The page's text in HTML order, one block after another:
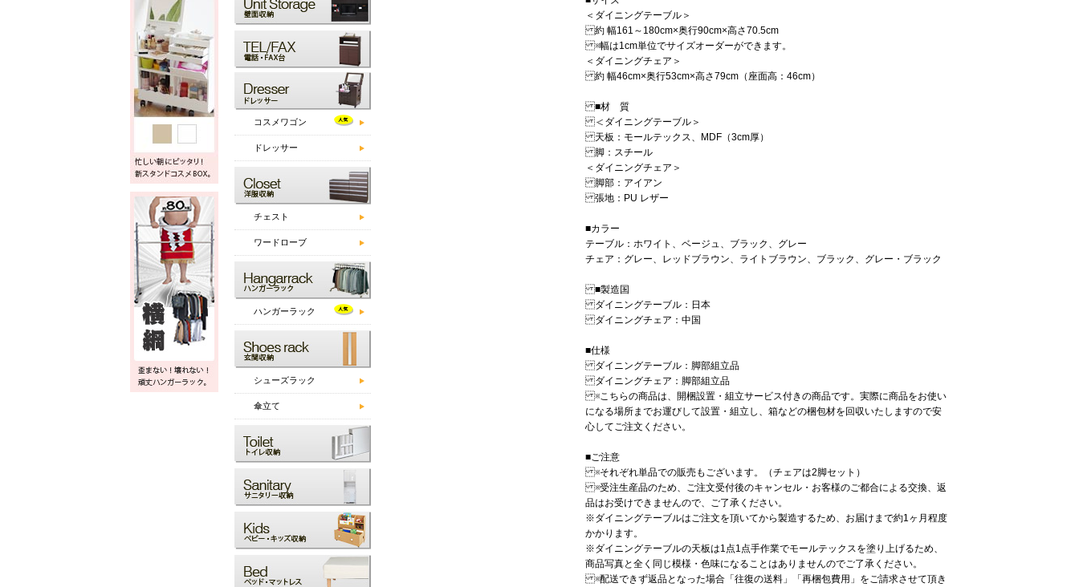
コスメワゴン
ドレッサー
チェスト
ワードローブ
ハンガーラック
シューズラック
傘立て
＜ダイニングテーブル＞
約 幅161～180cm×奥行90cm×高さ70.5cm
※幅は1cm単位でサイズオーダーができます。
＜ダイニングチェア＞
約 幅46cm×奥行53cm×高さ79cm（座面高：46cm）
■材 質
＜ダイニングテーブル＞
天板：モールテックス、MDF（3cm厚）
脚：スチール
＜ダイニングチェア＞
脚部：アイアン
張地：PU レザー
■カラー
テーブル：ホワイト、ベージュ、ブラック、グレー
チェア：グレー、レッドブラウン、ライトブラウン、ブラック、グレー・ブラック
■製造国
ダイニングテーブル：日本
ダイニングチェア：中国
■仕様
ダイニングテーブル：脚部組立品
ダイニングチェア：脚部組立品
※こちらの商品は、開梱設置・組立サービス付きの商品です。実際に商品をお使い
になる場所までお運びして設置・組立し、箱などの梱包材を回収いたしますので安
心してご注文ください。
■ご注意
※それぞれ単品での販売もございます。（チェアは2脚セット）
※受注生産品のため、ご注文受付後のキャンセル・お客様のご都合による交換、返
品はお受けできませんので、ご了承ください。
※ダイニングテーブルはご注文を頂いてから製造するため、お届けまで約1ヶ月程度
かかります。
※ダイニングテーブルの天板は1点1点手作業でモールテックスを塗り上げるため、
商品写真と全く同じ模様・色味になることはありませんのでご了承ください。
※配送できず返品となった場合「往復の送料」「再梱包費用」をご請求させて頂き